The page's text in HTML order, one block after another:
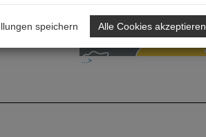
speichern Alle Cookies akzeptieren